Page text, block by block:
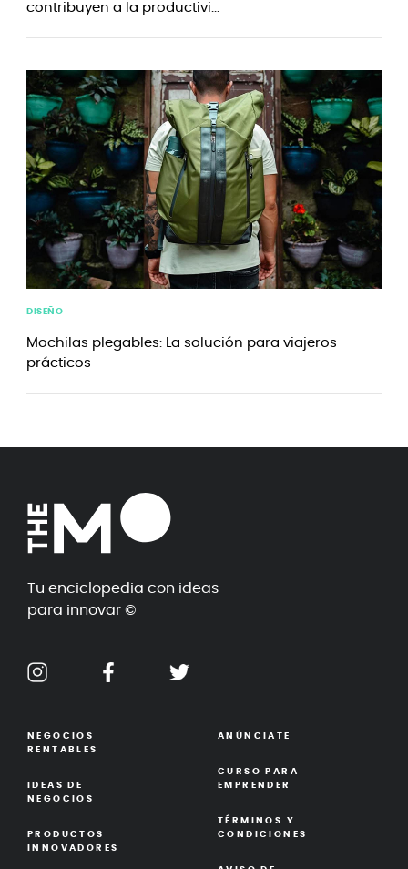
contribuyen a la productivi...
DISEÑO
Mochilas plegables: La solución para viajeros
prácticos
Tu enciclopedia con ideas
para innovar ©
NEGOCIOS
RENTABLES
IDEAS DE
NEGOCIOS
PRODUCTOS
INNOVADORES
ANÚNCIATE
CURSO PARA
EMPRENDER
TÉRMINOS Y
CONDICIONES